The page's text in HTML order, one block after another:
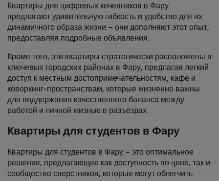
Квартиры для цифровых кочевников в Фару
предлагают удивительную гибкость и удобство для их
динамичного образа жизни – они дополняют этот опыт,
предоставляя подробные объявления.
Кроме того, эти квартиры стратегически расположены в
ключевых городских районах в Фару, предлагая легкий
доступ к местным достопримечат­ельностям, кафе и
коворкинг-пространствам, которые жизненно важны
для поддержания качественного баланса между
работой и личной жизнью в разъездах.
Квартиры для студентов в Фару
Квартиры для студентов в Фару – это оптимальное
решение, предлагающее как доступность по цене, так и
сообщество сверстников, которые могут облегчить